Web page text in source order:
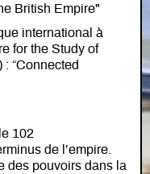
British Empire"
international à
for the Study of
“Connected
102
de l’empire.
des pouvoirs dans la